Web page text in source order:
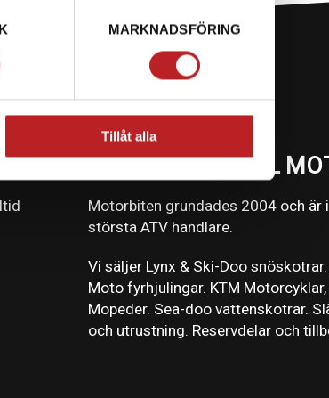
MARKNADSFÖRING
Tillåt alla
VÄLKOMMEN TILL
Motorbiten grundades 2004 och är
största ATV handlare.
Vi säljer Lynx & Ski-Doo
Moto fyrhjulingar. KTM Motorcyklar,
Mopeder. Sea-doo vattenskotrar.
och utrustning. Reservdelar och